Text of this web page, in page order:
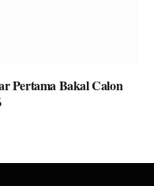
Pertama Bakal Calon